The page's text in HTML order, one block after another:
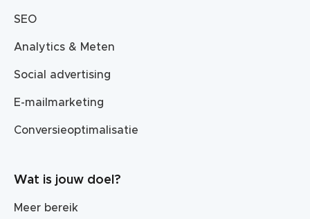
SEO
Analytics & Meten
Social advertising
E-mailmarketing
Conversieoptimalisatie
Wat is jouw doel?
Meer bereik